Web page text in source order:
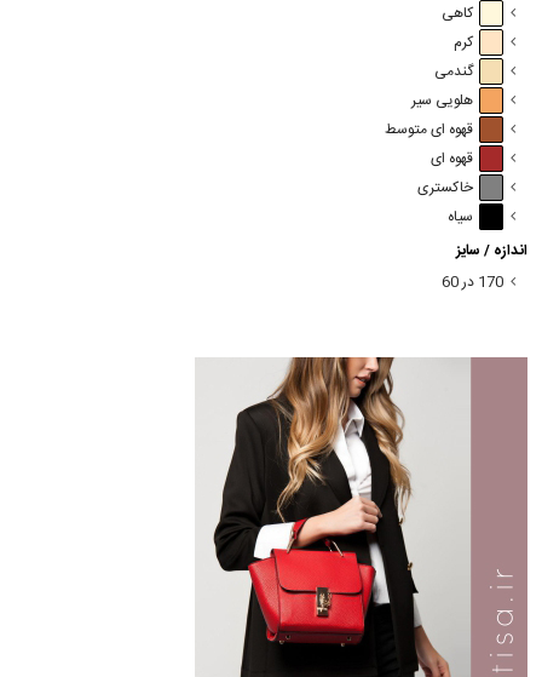
کاهی
کرم
گندمی
هلویی سیر
قهوه ای متوسط
قهوه ای
خاکستری
سیاه
اندازه / سایز
170 در 60